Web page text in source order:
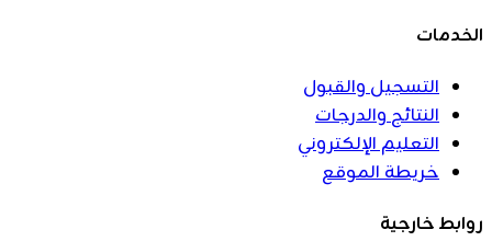
الخدمات
التسجيل والقبول
النتائج والدرجات
التعليم الإلكتروني
خريطة الموقع
روابط خارجية